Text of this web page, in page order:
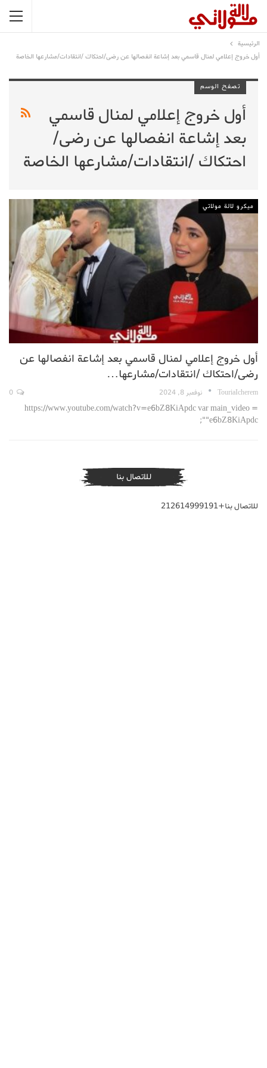
الرئيسية
أول خروج إعلامي لمنال قاسمي بعد إشاعة انفصالها عن رضى/احتكاك /انتقادات/مشارعها الخاصة
تصفح الوسم
أول خروج إعلامي لمنال قاسمي
بعد إشاعة انفصالها عن رضى/
احتكاك /انتقادات/مشارعها الخاصة
ميكرو لالة مولاتي
أول خروج إعلامي لمنال قاسمي بعد إشاعة انفصالها عن
رضى/احتكاك /انتقادات/مشارعها…
TouriaIcherem نوفمبر 8, 2024
https://www.youtube.com/watch?v=e6bZ8KiApdc var main_video =
"e6bZ8KiApdc";
للاتصال بنا
للاتصال بنا+212614999191